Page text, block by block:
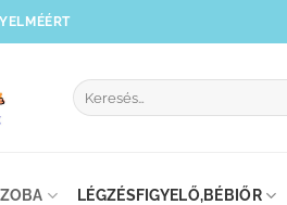
Keresés
a
LÉGZÉSFIGYELŐ,BÉBIŐR